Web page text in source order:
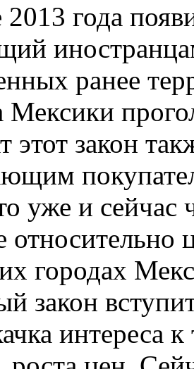
года
ранее
Мексики
этот закон
уже и
относительно
городах
закон
интереса